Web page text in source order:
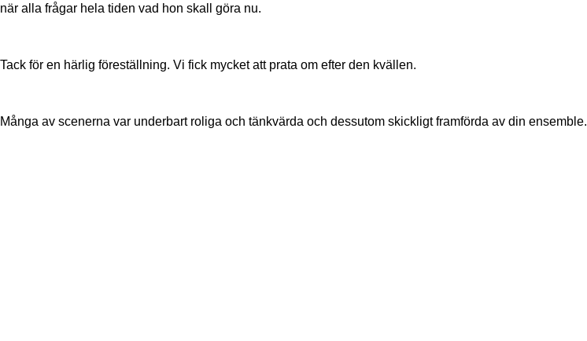
när alla frågar hela tiden vad hon skall göra nu.
Tack för en härlig föreställning. Vi fick mycket att prata om efter den kvällen.
Många av scenerna var underbart roliga och tänkvärda och dessutom skickligt framförda av din ensemble.